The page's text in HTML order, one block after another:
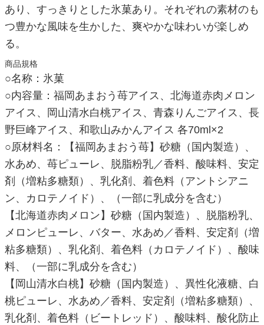
あり、すっきりとした氷菓あり。それぞれの素材のも
つ豊かな風味を生かした、爽やかな味わいが楽しめ
る。
商品規格
○名称：氷菓
○内容量：福岡あまおう苺アイス、北海道赤肉メロン
アイス、岡山清水白桃アイス、青森りんごアイス、長
野巨峰アイス、和歌山みかんアイス 各70ml×2
○原材料名：【福岡あまおう苺】砂糖（国内製造）、
水あめ、苺ピューレ、脱脂粉乳／香料、酸味料、安定
剤（増粘多糖類）、乳化剤、着色料（アントシアニ
ン、カロテノイド）、（一部に乳成分を含む）
【北海道赤肉メロン】砂糖（国内製造）、脱脂粉乳、
メロンピューレ、バター、水あめ／香料、安定剤（増
粘多糖類）、乳化剤、着色料（カロテノイド）、酸味
料、（一部に乳成分を含む）
【岡山清水白桃】砂糖（国内製造）、異性化液糖、白
桃ピューレ、水あめ／香料、安定剤（増粘多糖類）、
乳化剤、着色料（ビートレッド）、酸味料、酸化防止